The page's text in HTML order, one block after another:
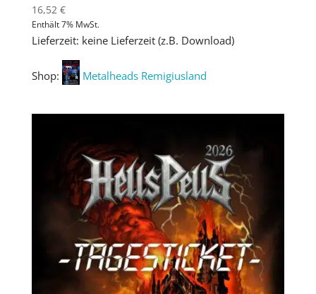
16,52 €
Enthält 7% MwSt.
Lieferzeit: keine Lieferzeit (z.B. Download)
Shop: Metalheads Remigiusland